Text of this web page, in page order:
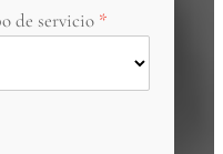
de servicio